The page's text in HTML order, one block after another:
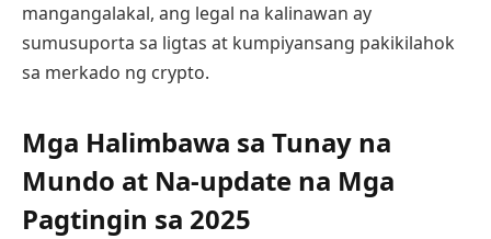
mangangalakal, ang legal na kalinawan ay
sumusuporta sa ligtas at kumpiyansang pakikilahok
sa merkado ng crypto.
Mga Halimbawa sa Tunay na
Mundo at Na-update na Mga
Pagtingin sa 2025